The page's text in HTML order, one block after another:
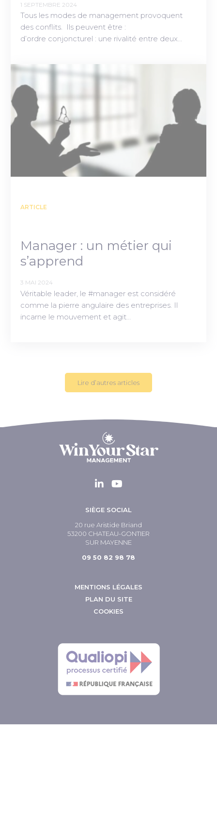
1 SEPTEMBRE 2024
Tous les modes de management provoquent
des conflits. Ils peuvent être :
d’ordre conjoncturel : une rivalité entre deux…
ARTICLE
Manager : un métier qui
s’apprend
3 MAI 2024
Véritable leader, le #manager est considéré
comme la pierre angulaire des entreprises. Il
incarne le mouvement et agit…
Lire d’autres articles
SIÈGE SOCIAL
20 rue Aristide Briand
53200 CHATEAU-GONTIER
SUR MAYENNE
09 50 82 98 78
MENTIONS LÉGALES
PLAN DU SITE
COOKIES